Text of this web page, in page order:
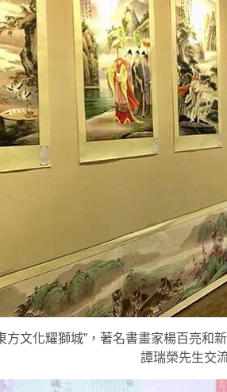
方文化耀獅城”，著名書畫家楊百亮和
譚瑞榮先生交